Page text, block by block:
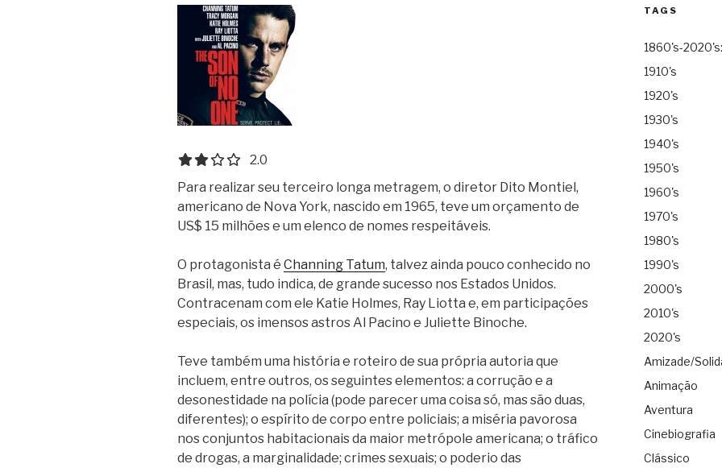
2.0 out of 5.0 stars
2.0
Para realizar seu terceiro longa metragem, o diretor Dito Montiel,
americano de Nova York, nascido em 1965, teve um orçamento de
US$ 15 milhões e um elenco de nomes respeitáveis.
O protagonista é Channing Tatum, talvez ainda pouco conhecido no
Brasil, mas, tudo indica, de grande sucesso nos Estados Unidos.
Contracenam com ele Katie Holmes, Ray Liotta e, em participações
especiais, os imensos astros Al Pacino e Juliette Binoche.
Teve também uma história e roteiro de sua própria autoria que
incluem, entre outros, os seguintes elementos: a corrução e a
desonestidade na polícia (pode parecer uma coisa só, mas são duas,
diferentes); o espírito de corpo entre policiais; a miséria pavorosa
nos conjuntos habitacionais da maior metrópole americana; o tráfico
de drogas, a marginalidade; crimes sexuais; o poderio das
TAGS
1860's-
1910's
1920's
1930's
1940's
1950's
1960's
1970's
1980's
1990's
2000's
2010's
2020's
Amizade/
Animação
Aventura
Cinebiografia
Clássico